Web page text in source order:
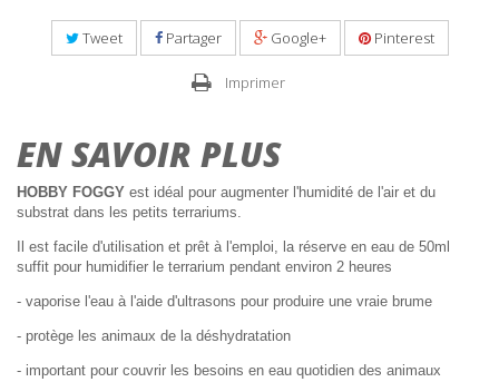
Tweet Partager Google+ Pinterest
Imprimer
EN SAVOIR PLUS
HOBBY FOGGY est idéal pour augmenter l'humidité de l'air et du
substrat dans les petits terrariums.
Il est facile d'utilisation et prêt à l'emploi, la réserve en eau de 50ml
suffit pour humidifier le terrarium pendant environ 2 heures
- vaporise l'eau à l'aide d'ultrasons pour produire une vraie brume
- protège les animaux de la déshydratation
- important pour couvrir les besoins en eau quotidien des animaux